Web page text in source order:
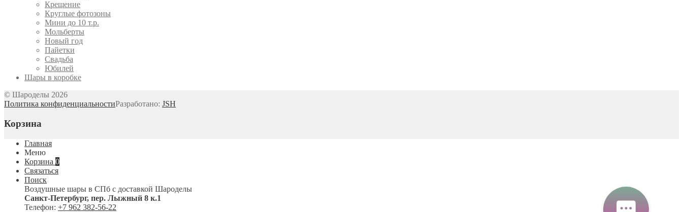
Крещение
Круглые фотозоны
Мини до 10 т.р.
Мольберты
Новый год
Пайетки
Свадьба
Юбилей
Шары в коробке
© Шароделы 2026
Политика конфиденциальностиРазработано: JSH
Корзина
Главная
Меню
Корзина 0
Связаться
Поиск
Воздушные шары в СПб с доставкой Шароделы
Санкт-Петербург, пер. Лыжный 8 к.1
Телефон: +7 962 382-56-22